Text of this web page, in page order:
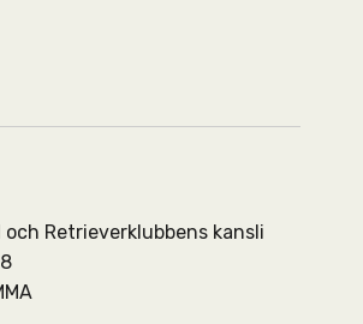
och Retrieverklubbens kansli